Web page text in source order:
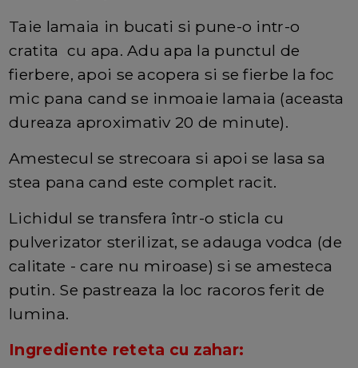
Taie lamaia in bucati si pune-o intr-o
cratita cu apa. Adu apa la punctul de
fierbere, apoi se acopera si se fierbe la foc
mic pana cand se inmoaie lamaia (aceasta
dureaza aproximativ 20 de minute).
Amestecul se strecoara si apoi se lasa sa
stea pana cand este complet racit.
Lichidul se transfera într-o sticla cu
pulverizator sterilizat, se adauga vodca (de
calitate - care nu miroase) si se amesteca
putin. Se pastreaza la loc racoros ferit de
lumina.
Ingrediente reteta cu zahar: